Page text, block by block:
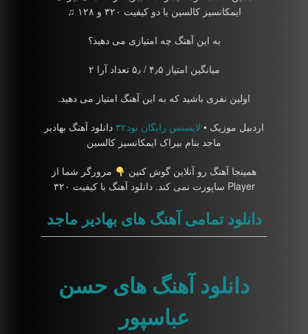
ایمکانسیز کالسین با دو کیفیت ۳۲۰ و ۱۲۸ ♫
به این آهنگ چه امتیازی می دهید؟
میانگین امتیاز ۴٫۵ / ۵٫ تعداد آرا ۲
اولین نفری باشید که به این آهنگ امتیاز می دهید.
اردبیل موزیک • لایسنس رایگان نود۳۲
دانلود آهنگ بهادیر
ماجد بنام بیراک ایمکانسیز کالسین
همینجا آهنگ رو آنلاین گوش کنین
مرورگر شما از
Player ساپورت نمی کند. دانلود آهنگ با کیفیت ۳۲۰
دانلود تمامی آهنگ های بهادیر ماجد
دانلود آهنگ های حسن
عباسپور